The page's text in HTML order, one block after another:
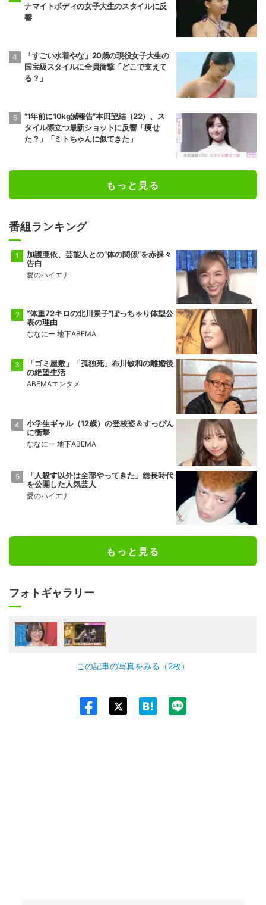
ナマイトボディの女子大生のスタイルに反
響
「すごい水着やな」20歳の現役女子大生の
国宝級スタイルに全員衝撃「どこで支えて
る？」
“1年前に10kg減報告”本田望結（22）、ス
タイル際立つ最新ショットに反響「痩せ
た？」「ミトちゃんに似てきた」
もっと見る
番組ランキング
加護亜依、芸能人との“体の関係”を赤裸々
告白
愛のハイエナ
“体重72キロの北川景子”ぽっちゃり体型公
表の理由
ななにー 地下ABEMA
「ゴミ屋敷」「孤独死」布川敏和の離婚後
の絶望生活
ABEMAエンタメ
小学生ギャル（12歳）の登校姿＆すっぴん
に衝撃
ななにー 地下ABEMA
「人殺す以外は全部やってきた」総長時代
を公開した人気芸人
愛のハイエナ
もっと見る
フォトギャラリー
この記事の写真をみる（2枚）